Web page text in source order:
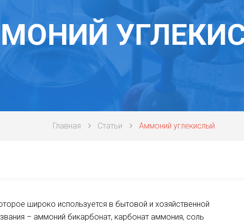
Главная Статьи Аммоний углекислый
широко используется в бытовой и хозяйственной
– аммоний бикарбонат, карбонат аммония, соль